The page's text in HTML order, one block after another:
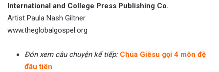
International and College Press Publishing Co.
Artist Paula Nash Giltner
www.theglobalgospel.org
Đón xem câu chuyện kế tiếp: Chúa Giêsu gọi 4 môn đệ
đầu tiên